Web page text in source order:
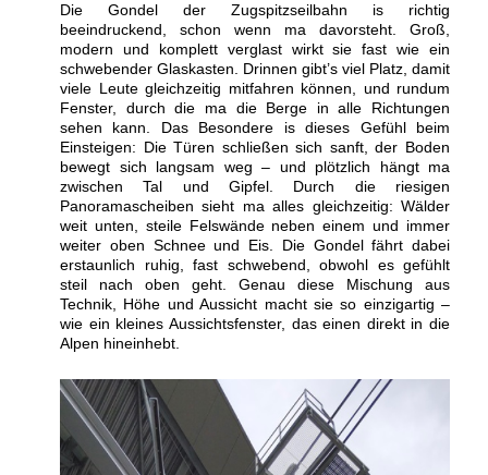
Die Gondel der Zugspitzseilbahn is richtig
beeindruckend, schon wenn ma davorsteht. Groß,
modern und komplett verglast wirkt sie fast wie ein
schwebender Glaskasten. Drinnen gibt’s viel Platz, damit
viele Leute gleichzeitig mitfahren können, und rundum
Fenster, durch die ma die Berge in alle Richtungen
sehen kann. Das Besondere is dieses Gefühl beim
Einsteigen: Die Türen schließen sich sanft, der Boden
bewegt sich langsam weg – und plötzlich hängt ma
zwischen Tal und Gipfel. Durch die riesigen
Panoramascheiben sieht ma alles gleichzeitig: Wälder
weit unten, steile Felswände neben einem und immer
weiter oben Schnee und Eis. Die Gondel fährt dabei
erstaunlich ruhig, fast schwebend, obwohl es gefühlt
steil nach oben geht. Genau diese Mischung aus
Technik, Höhe und Aussicht macht sie so einzigartig –
wie ein kleines Aussichtsfenster, das einen direkt in die
Alpen hineinhebt.